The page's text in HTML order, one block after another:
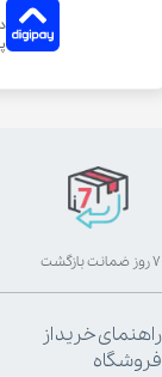
۷ روز ضمانت بازگشت
راهنمای خرید از
فروشگاه